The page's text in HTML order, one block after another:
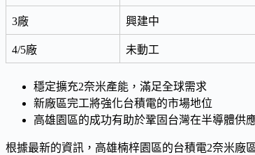
3廠 興建中
4/5廠 未動工
穩定擴充2奈米產能，滿足全球需求
新廠區完工將強化台積電的市場地位
高雄園區的成功有助於鞏固台灣在半導體供
根據最新的資訊，高雄楠梓園區的台積電2奈米廠